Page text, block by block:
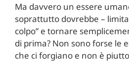
Ma davvero un essere
soprattutto dovrebbe –
colpo” e tornare
di prima? Non sono forse le
che ci forgiano e non è